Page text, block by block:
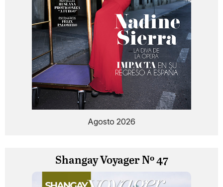
Agosto 2026
Shangay Voyager Nº 47